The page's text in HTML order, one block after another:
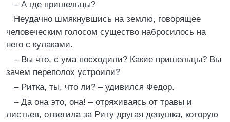
– А где пришельцы?
Неудачно шмякнувшись на землю, говорящее
человеческим голосом существо набросилось на
него с кулаками.
– Вы что, с ума посходили? Какие пришельцы? Вы
зачем переполох устроили?
– Ритка, ты, что ли? – удивился Федор.
– Да она это, она! – отряхиваясь от травы и
листьев, ответила за Риту другая девушка, которую